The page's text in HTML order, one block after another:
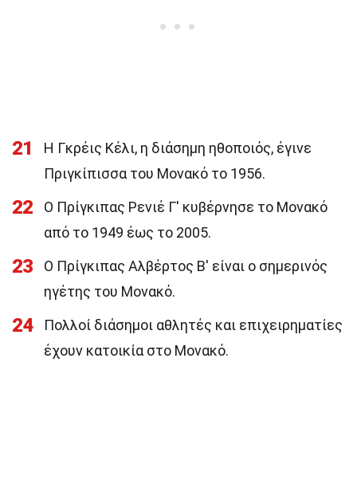
21
Η Γκρέις Κέλι, η διάσημη ηθοποιός, έγινε
Πριγκίπισσα του Μονακό το 1956.
22
Ο Πρίγκιπας Ρενιέ Γ' κυβέρνησε το Μονακό
από το 1949 έως το 2005.
23
Ο Πρίγκιπας Αλβέρτος Β' είναι ο σημερινός
ηγέτης του Μονακό.
24
Πολλοί διάσημοι αθλητές και επιχειρηματίες
έχουν κατοικία στο Μονακό.